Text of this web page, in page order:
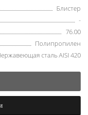
Блистер
-
76.00
Полипропилен
сталь AISI 420